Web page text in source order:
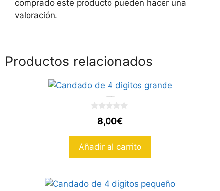
comprado este producto pueden hacer una
valoración.
Productos relacionados
5
8,00€
Añadir al carrito